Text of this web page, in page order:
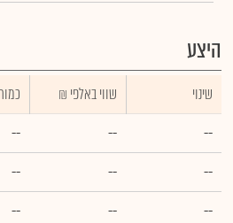
היצע
שינוי ₪ שווי באלפי
--
--
--
--
--
--
--
--
--